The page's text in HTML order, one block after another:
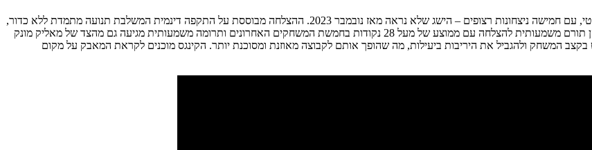
סקרמנטו קינגס חווים התעוררות מרשימה תחת המאמן הזמני דאג כריסטי, עם חמישה ניצחונות רצופים – הישג שלא נראה מאז נובמבר 2023. ההצלחה מבוססת על התקפה דינמית המשלבת תנועה מתמדת ללא כדור,
לצד מנהיגות משופרת של דיארון פוקס שמציג יכולת גבוהה במצבי לחץ. דמאר דרוזן תורם משמעותית להצלחה עם ממוצע של מעל 28 נקודות בחמשת המשחקים האחרונים ותרומה משמעותית מגיעה גם מהצד של מאליק מונק
בקצב המשחק ולהגביל את היריבות ביעילות, מה שהופך אותם לקבוצה מאוזנת ומסוכנת יותר. הקינגס מוכנים לקראת המאבק על מקום